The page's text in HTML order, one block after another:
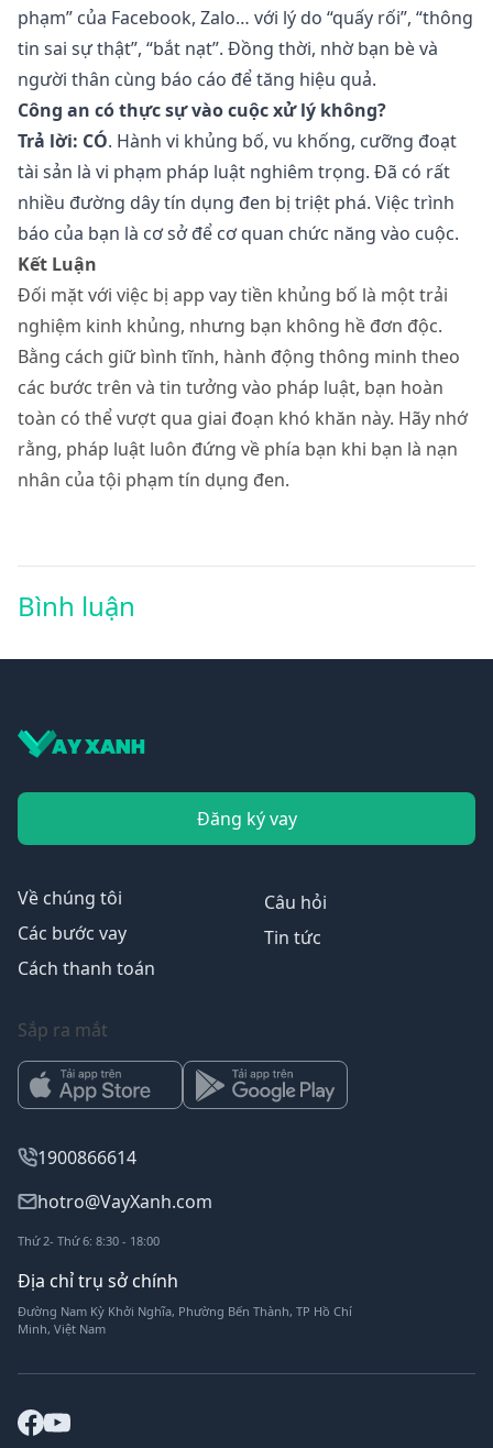
phạm” của Facebook, Zalo… với lý do “quấy rối”, “thông
tin sai sự thật”, “bắt nạt”. Đồng thời, nhờ bạn bè và
người thân cùng báo cáo để tăng hiệu quả.
Công an có thực sự vào cuộc xử lý không?
Trả lời: CÓ. Hành vi khủng bố, vu khống, cưỡng đoạt
tài sản là vi phạm pháp luật nghiêm trọng. Đã có rất
nhiều đường dây tín dụng đen bị triệt phá. Việc trình
báo của bạn là cơ sở để cơ quan chức năng vào cuộc.
Kết Luận
Đối mặt với việc bị app vay tiền khủng bố là một trải
nghiệm kinh khủng, nhưng bạn không hề đơn độc.
Bằng cách giữ bình tĩnh, hành động thông minh theo
các bước trên và tin tưởng vào pháp luật, bạn hoàn
toàn có thể vượt qua giai đoạn khó khăn này. Hãy nhớ
rằng, pháp luật luôn đứng về phía bạn khi bạn là nạn
nhân của tội phạm tín dụng đen.
Bình luận
Đăng ký vay
Về chúng tôi
Các bước vay
Cách thanh toán
Câu hỏi
Tin tức
Sắp ra mắt
1900866614
hotro@VayXanh.com
Thứ 2- Thứ 6: 8:30 - 18:00
Địa chỉ trụ sở chính
Đường Nam Kỳ Khởi Nghĩa, Phường Bến Thành, TP Hồ Chí
Minh, Việt Nam